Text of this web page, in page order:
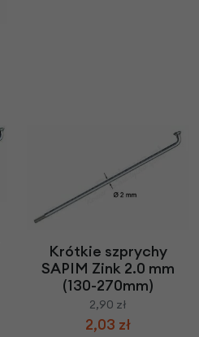
Krótkie szprychy
SAPIM Zink 2.0 mm
(130-270mm)
2,90 zł
2,03 zł